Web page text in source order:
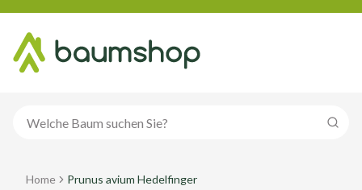
Home Prunus avium Hedelfinger